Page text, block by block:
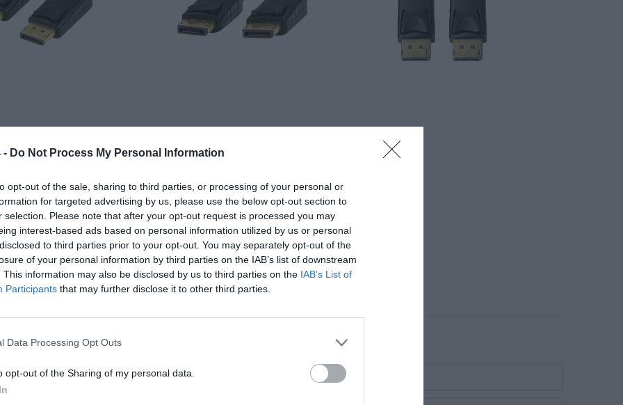
- Do Not Process My Personal Information
opt-out of the sale, sharing to third parties, or processing of your personal or
for targeted advertising by us, please use the below opt-out section to
selection. Please note that after your opt-out request is processed you may
interest-based ads based on personal information utilized by us or personal
to third parties prior to your opt-out. You may separately opt-out of the
of your personal information by third parties on the IAB’s list of downstream
This information may also be disclosed by us to third parties on the IAB’s List of
Participants that may further disclose it to other third parties.
Data Processing Opt Outs
opt-out of the Sharing of my personal data.